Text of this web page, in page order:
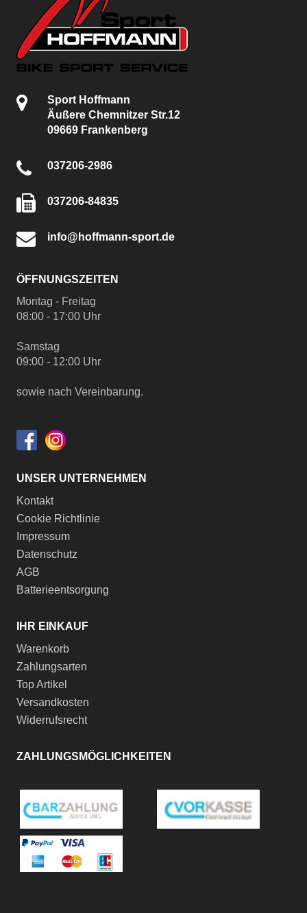
Sport Hoffmann
Äußere Chemnitzer Str.12
09669 Frankenberg
037206-2986
037206-84835
info@hoffmann-sport.de
ÖFFNUNGSZEITEN
Montag - Freitag
08:00 - 17:00 Uhr
Samstag
09:00 - 12:00 Uhr
sowie nach Vereinbarung.
UNSER UNTERNEHMEN
Kontakt
Cookie Richtlinie
Impressum
Datenschutz
AGB
Batterieentsorgung
IHR EINKAUF
Warenkorb
Zahlungsarten
Top Artikel
Versandkosten
Widerrufsrecht
ZAHLUNGSMÖGLICHKEITEN